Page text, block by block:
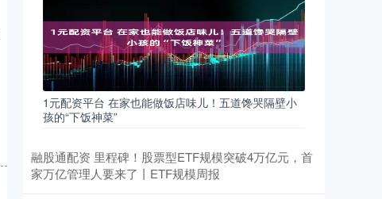
1元配资平台 在家也能做饭店味儿！五道馋哭隔壁小
孩的“下饭神菜”
融股通配资 里程碑！股票型ETF规模突破4万亿元，首
家万亿管理人要来了丨ETF规模周报